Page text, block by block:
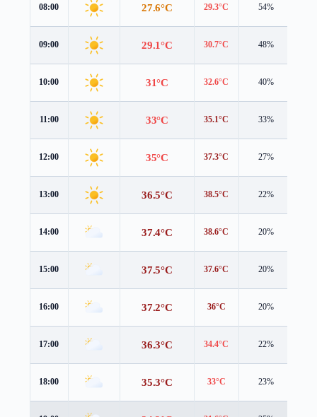
08:00 27.6°C 29.3°C 54%
09:00 29.1°C 30.7°C 48%
10:00 31°C 32.6°C 40%
11:00 33°C 35.1°C 33%
12:00 35°C 37.3°C 27%
13:00 36.5°C 38.5°C 22%
14:00 37.4°C 38.6°C 20%
15:00 37.5°C 37.6°C 20%
16:00 37.2°C 36°C 20%
17:00 36.3°C 34.4°C 22%
18:00 35.3°C 33°C 23%